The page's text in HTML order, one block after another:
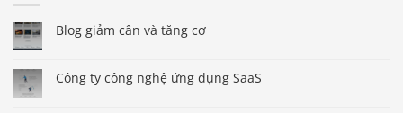
Blog giảm cân và tăng cơ
Công ty công nghệ ứng dụng SaaS